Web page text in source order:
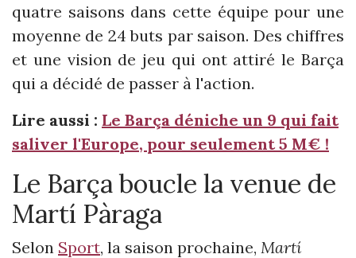
quatre saisons dans cette équipe pour une
moyenne de 24 buts par saison. Des chiffres
et une vision de jeu qui ont attiré le Barça
qui a décidé de passer à l'action.
Lire aussi : Le Barça déniche un 9 qui fait
saliver l'Europe, pour seulement 5 M€ !
Le Barça boucle la venue de
Martí Pàraga
Selon Sport, la saison prochaine, Martí